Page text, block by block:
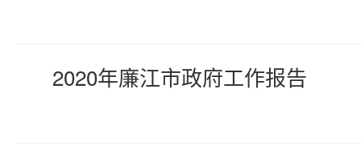
2020年廉江市政府工作报告